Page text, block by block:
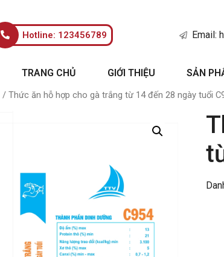
Hotline: 123456789 Email:
TRANG CHỦ GIỚI THIỆU SẢN
/ Thức ăn hỗ hợp cho gà trắng từ 14 đến 28 ngày tuổi